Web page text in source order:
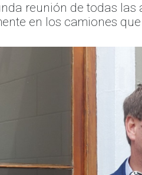
reunión de todas
en los camiones